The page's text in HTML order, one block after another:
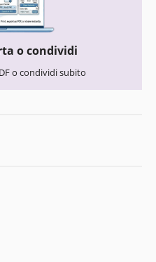
o condividi
o condividi subito